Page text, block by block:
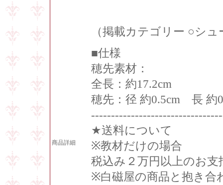
商品詳細
（掲載カテゴリー ○シ
■仕様
穂先素材：
全長：約17.2cm
穂先：径 約0.5cm 長 約
★送料について
※教材だけの場合
税込み２万円以上のお
※白磁屋の商品と抱き合